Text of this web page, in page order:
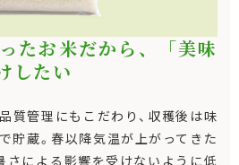
たお米だから、「美味
したい
質管理にもこだわり、収穫後は味
貯蔵。春以降気温が上がってきた
さによる影響を受けないように低